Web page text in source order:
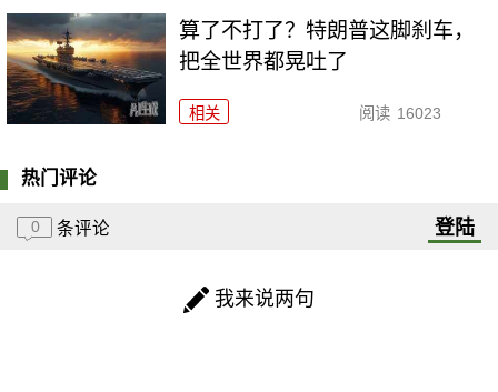
算了不打了？特朗普这脚刹车，
把全世界都晃吐了
相关 阅读 16023
热门评论
0 条评论 登陆
我来说两句